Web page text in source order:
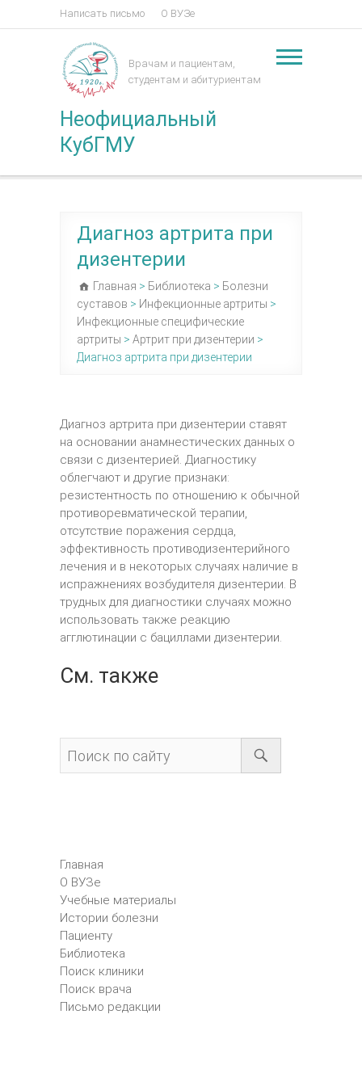
Написать письмо О ВУЗе
Неофициальный
КубГМУ
Врачам и пациентам,
студентам и абитуриентам
Диагноз артрита при
дизентерии
Главная > Библиотека > Болезни
суставов > Инфекционные артриты >
Инфекционные специфические
артриты > Артрит при дизентерии >
Диагноз артрита при дизентерии
Диагноз артрита при дизентерии ставят
на основании анамнестических данных о
связи с дизентерией. Диагностику
облегчают и другие признаки:
резистентность по отношению к обычной
противоревматической терапии,
отсутствие поражения сердца,
эффективность противодизентерийного
лечения и в некоторых случаях наличие в
испражнениях возбудителя дизентерии. В
трудных для диагностики случаях можно
использовать также реакцию
агглютинации с бациллами дизентерии.
См. также
Главная
О ВУЗе
Учебные материалы
Истории болезни
Пациенту
Библиотека
Поиск клиники
Поиск врача
Письмо редакции